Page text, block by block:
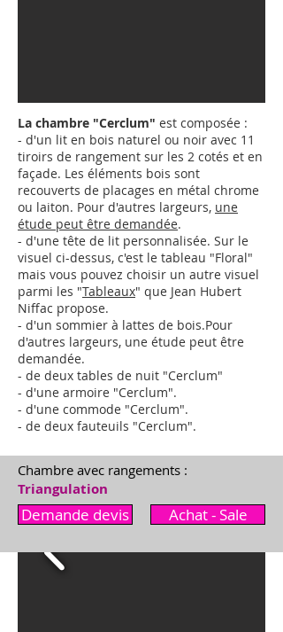
La chambre "Cerclum" est composée :
- d'un lit en bois naturel ou noir avec 11
tiroirs de rangement sur les 2 cotés et en
façade. Les éléments bois sont
recouverts de placages en métal chrome
ou laiton. Pour d'autres largeurs, une
étude peut être demandée.
- d'une tête de lit personnalisée. Sur le
visuel ci-dessus, c'est le tableau "Floral"
mais vous pouvez choisir un autre visuel
parmi les "Tableaux" que Jean Hubert
Niffac propose.
- d'un sommier à lattes de bois.Pour
d'autres largeurs, une étude peut être
demandée.
- de deux tables de nuit "Cerclum"
- d'une armoire "Cerclum".
- d'une commode "Cerclum".
- de deux fauteuils "Cerclum".
Chambre avec rangements :
Triangulation
Demande devis Achat - Sale